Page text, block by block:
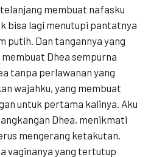
membuat nafasku
bisa lagi menutupi pantatnya
putih. Dan tangannya yang
Dhea sempurna
tanpa perlawanan yang
wajahku, yang membuat
untuk pertama kalinya. Aku
Dhea, menikmati
mengerang ketakutan.
vaginanya yang tertutup